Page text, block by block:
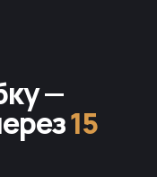
—
15